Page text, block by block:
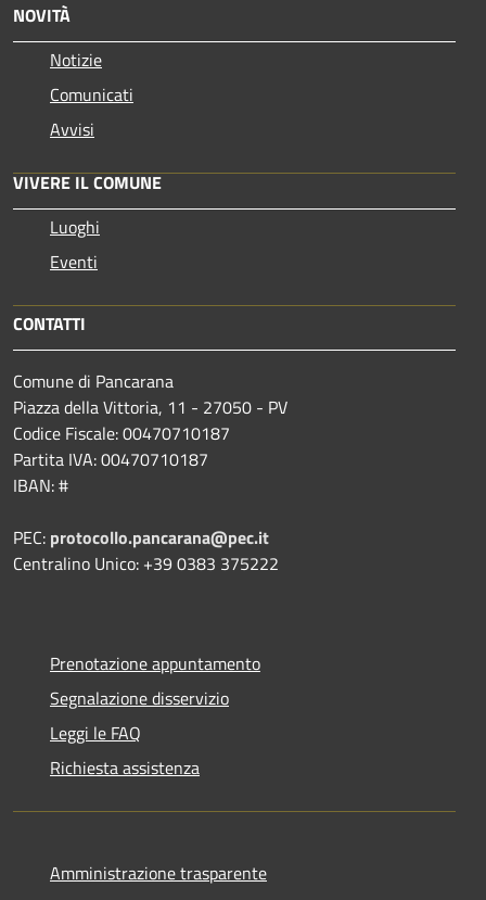
NOVITÀ
Notizie
Comunicati
Avvisi
VIVERE IL COMUNE
Luoghi
Eventi
CONTATTI
Comune di Pancarana
Piazza della Vittoria, 11 - 27050 - PV
Codice Fiscale: 00470710187
Partita IVA: 00470710187
IBAN: #
PEC: protocollo.pancarana@pec.it
Centralino Unico: +39 0383 375222
Prenotazione appuntamento
Segnalazione disservizio
Leggi le FAQ
Richiesta assistenza
Amministrazione trasparente